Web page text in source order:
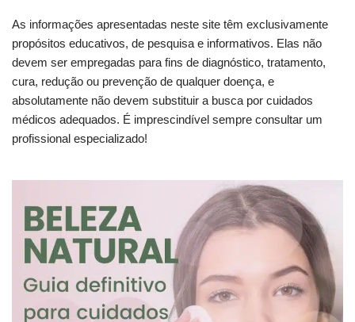
As informações apresentadas neste site têm exclusivamente
propósitos educativos, de pesquisa e informativos. Elas não
devem ser empregadas para fins de diagnóstico, tratamento,
cura, redução ou prevenção de qualquer doença, e
absolutamente não devem substituir a busca por cuidados
médicos adequados. É imprescindível sempre consultar um
profissional especializado!